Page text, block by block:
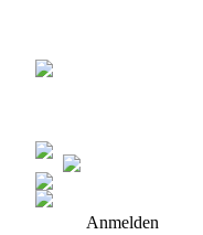
Anmelden